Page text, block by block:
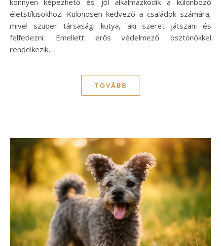
életstílusokhoz. Különösen kedvező a családok számára,
mivel szuper társasági kutya, aki szeret játszani és
felfedezni. Emellett erős védelmező ösztönökkel
rendelkezik,…
TOVÁBB